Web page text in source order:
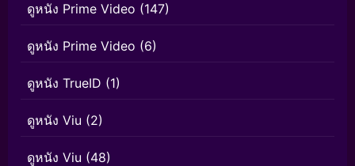
ดูหนัง Prime Video (147)
ดูหนัง Prime Video (6)
ดูหนัง TrueID (1)
ดูหนัง Viu (2)
ดูหนัง Viu (48)